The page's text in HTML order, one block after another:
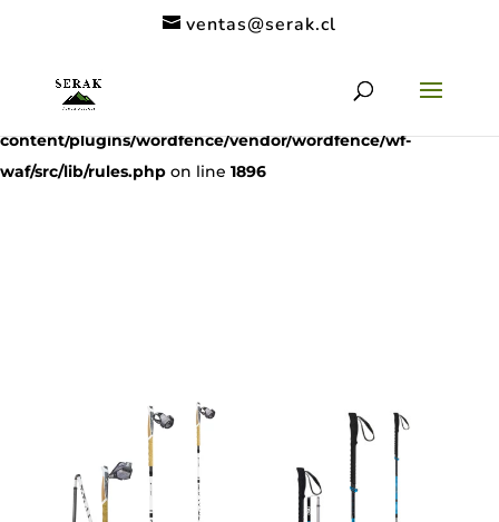
($subject) of type array|string is deprecated in
/home/clients/11c6de9a53a49962a9f838dac1be5068/serak.cl/
content/plugins/wordfence/vendor/wordfence/wf-
waf/src/lib/rules.php on line 1896
ventas@serak.cl